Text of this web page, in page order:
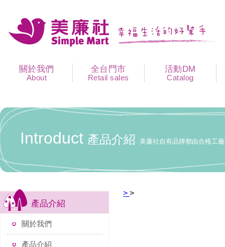
關於我們
About
全台門市
Retail sales
活動DM
Catalog
Introduct 產品介紹 美廉社自有品牌都由合格工
產品介紹
關於我們
產品介紹
> >